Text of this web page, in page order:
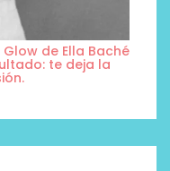
de Ella Baché
te deja la